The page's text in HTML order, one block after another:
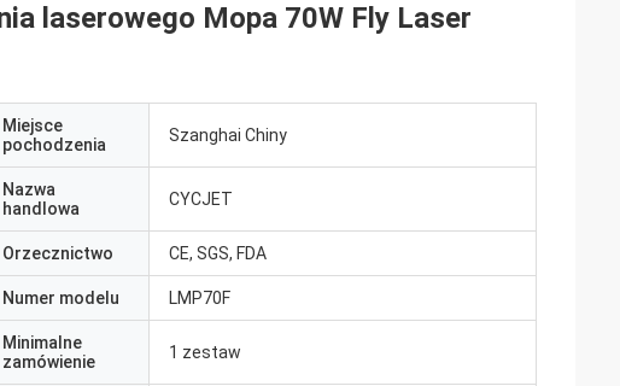
laserowego Mopa 70W Fly Laser
Miejsce
pochodzenia
Szanghai Chiny
Nazwa
handlowa
CYCJET
Orzecznictwo CE, SGS, FDA
Numer modelu LMP70F
Minimalne
zamówienie
1 zestaw